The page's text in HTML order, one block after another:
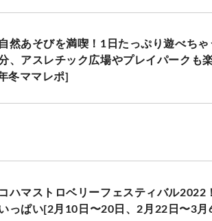
然あそびを満喫！1日たっぷり遊べちゃ
、アスレチック広場やプレイパークも
冬ママレポ]
ハマストロベリーフェスティバル2022
っぱい[2月10日〜20日、2月22日〜3月